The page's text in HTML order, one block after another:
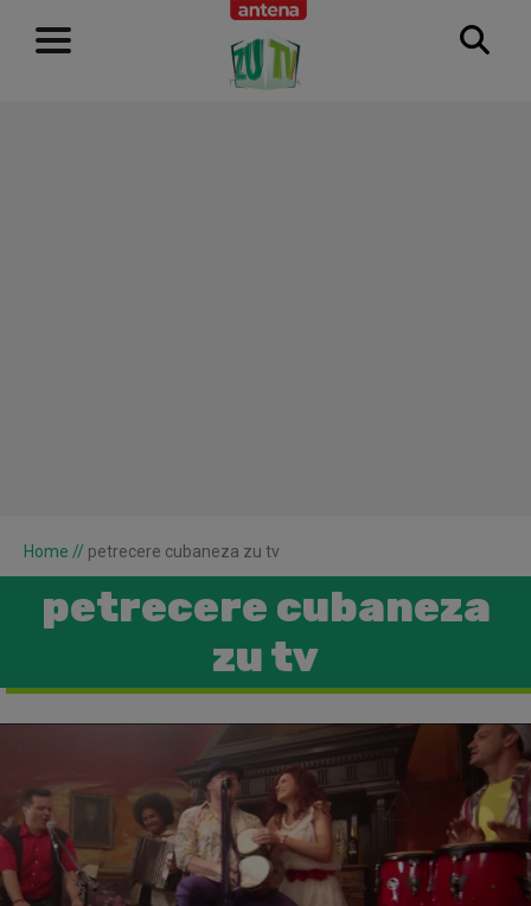
RECLAMĂ
Home // petrecere cubaneza zu tv
petrecere cubaneza
zu tv